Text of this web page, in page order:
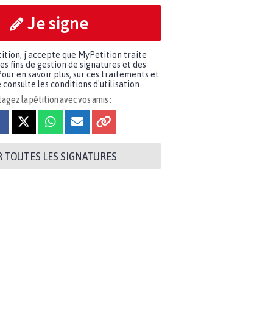
Je signe
j'accepte que MyPetition traite
fins de gestion de signatures et des
en savoir plus, sur ces traitements et
consulte les conditions d'utilisation.
la pétition avec vos amis :
TOUTES LES SIGNATURES